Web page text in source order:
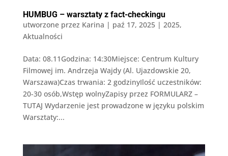
HUMBUG – warsztaty z fact-checkingu
utworzone przez Karina | paź 17, 2025| 2025,
Aktualności
Data: 08.11Godzina: 14:30Miejsce: Centrum Kultury
Filmowej im. Andrzeja Wajdy (Al. Ujazdowskie 20,
Warszawa)Czas trwania: 2 godzinyIlość uczestników:
20-30 osób,Wstęp wolnyZapisy przez FORMULARZ –
TUTAJ Wydarzenie jest prowadzone w języku polskim
Warsztaty:...